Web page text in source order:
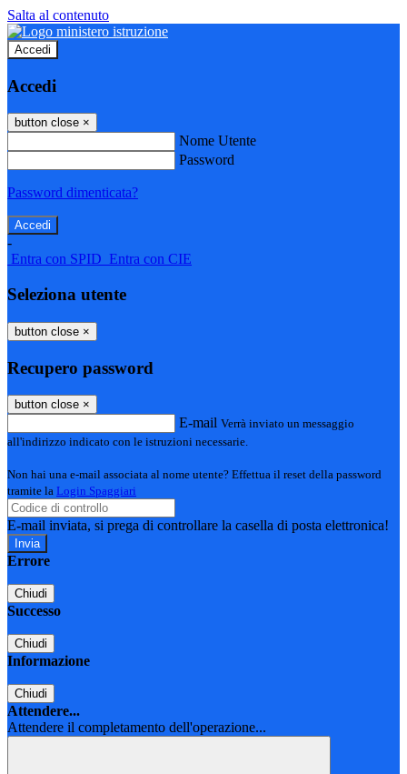
Salta al contenuto
Accedi
Accedi
button close ×
Nome Utente
Password
Password dimenticata?
-
Entra con SPID Entra con CIE
Seleziona utente
button close ×
Recupero password
button close ×
E-mail Verrà inviato un messaggio
all'indirizzo indicato con le istruzioni necessarie.
Non hai una e-mail associata al nome utente? Effettua il reset della password
tramite la Login Spaggiari
E-mail inviata, si prega di controllare la casella di posta elettronica!
Errore
Chiudi
Successo
Chiudi
Informazione
Chiudi
Attendere...
Attendere il completamento dell'operazione...